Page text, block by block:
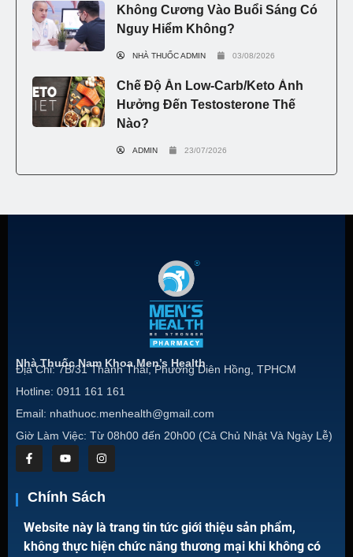
Không Cương Vào Buổi Sáng Có
Nguy Hiểm Không?
NHÀ THUỐC ADMIN 03/08/2026
Chế Độ Ăn Low-Carb/Keto Ảnh
Hưởng Đến Testosterone Thế
Nào?
ADMIN 23/07/2026
Nhà Thuốc Nam Khoa Men’s Health
Địa Chỉ: 7B/31 Thành Thái, Phường Diên Hồng, TPHCM
Hotline: 0911 161 161
Email: nhathuoc.menhealth@gmail.com
Giờ Làm Việc: Từ 08h00 đến 20h00 (Cả Chủ Nhật Và Ngày Lễ)
Chính Sách
Website này là trang tin tức giới thiệu sản phẩm,
không thực hiện chức năng thương mại khi không có